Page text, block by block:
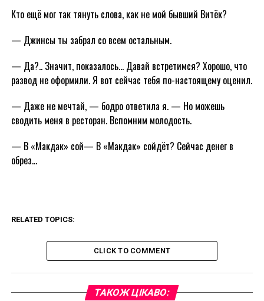
Кто ещё мог так тянуть слова, как не мой бывший Витёк?
— Джинсы ты забрал со всем остальным.
— Да?.. Значит, показалось… Давай встретимся? Хорошо, что
развод не оформили. Я вот сейчас тебя по-настоящему оценил.
— Даже не мечтай, — бодро ответила я. — Но можешь
сводить меня в ресторан. Вспомним молодость.
— В «Макдак» сой— В «Макдак» сойдёт? Сейчас денег в
обрез…
RELATED TOPICS:
CLICK TO COMMENT
ТАКОЖ ЦІКАВО: